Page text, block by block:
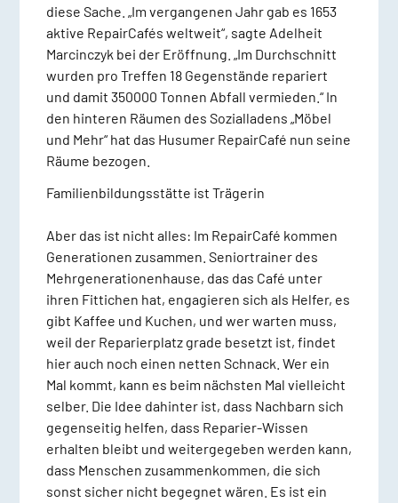
diese Sache. „Im vergangenen Jahr gab es 1653
aktive RepairCafés weltweit“, sagte Adelheit
Marcinczyk bei der Eröffnung. „Im Durchschnitt
wurden pro Treffen 18 Gegenstände repariert
und damit 350000 Tonnen Abfall vermieden.“ In
den hinteren Räumen des Sozialladens „Möbel
und Mehr“ hat das Husumer RepairCafé nun seine
Räume bezogen.
Familienbildungsstätte ist Trägerin
Aber das ist nicht alles: Im RepairCafé kommen
Generationen zusammen. Seniortrainer des
Mehrgenerationenhause, das das Café unter
ihren Fittichen hat, engagieren sich als Helfer, es
gibt Kaffee und Kuchen, und wer warten muss,
weil der Reparierplatz grade besetzt ist, findet
hier auch noch einen netten Schnack. Wer ein
Mal kommt, kann es beim nächsten Mal vielleicht
selber. Die Idee dahinter ist, dass Nachbarn sich
gegenseitig helfen, dass Reparier-Wissen
erhalten bleibt und weitergegeben werden kann,
dass Menschen zusammenkommen, die sich
sonst sicher nicht begegnet wären. Es ist ein